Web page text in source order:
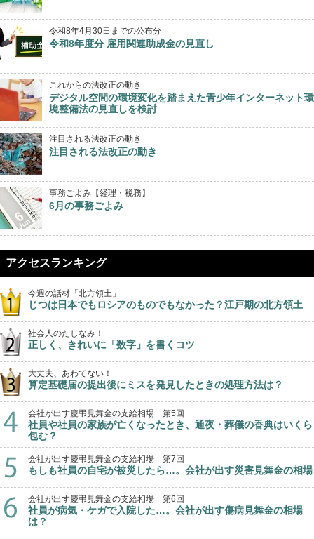
令和8年4月30日までの公布分
令和8年度分 雇用関連助成金の見直し
これからの法改正の動き
デジタル空間の環境変化を踏まえた青少年インターネット環
境整備法の見直しを検討
注目される法改正の動き
注目される法改正の動き
事務ごよみ【経理・税務】
6月の事務ごよみ
アクセスランキング
今週の話材「北方領土」
じつは日本でもロシアのものでもなかった？江戸期の北方領土
社会人のたしなみ！
正しく、きれいに「数字」を書くコツ
大丈夫、あわてない！
算定基礎届の提出後にミスを発見したときの処理方法は？
会社が出す慶弔見舞金の支給相場 第5回
社員や社員の家族が亡くなったとき、通夜・葬儀の香典はいくら
包む？
会社が出す慶弔見舞金の支給相場 第7回
もしも社員の自宅が被災したら…。会社が出す災害見舞金の相場
会社が出す慶弔見舞金の支給相場 第6回
社員が病気・ケガで入院した…。会社が出す傷病見舞金の相場
は？